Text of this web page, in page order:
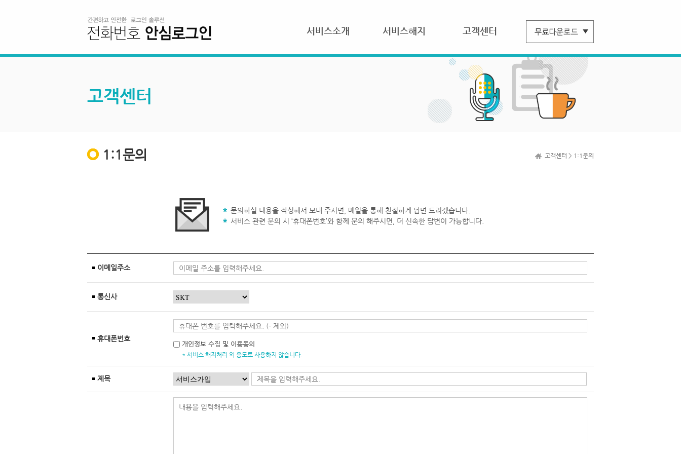
서비스소개 서비스해지 고객센터
고객센터
1:1문의 고객센터 > 1:1문의
문의하실 내용을 작성해서 보내 주시면, 메일을 통해 친절하게 답변 드리겠습니다.
서비스 관련 문의 시 ‘휴대폰번호’와 함께 문의 해주시면, 더 신속한 답변이 가능합니다.
이메일주소
통신사
휴대폰번호
개인정보 수집 및 이용동의
* 서비스 해지처리 외 용도로 사용하지 않습니다.
제목